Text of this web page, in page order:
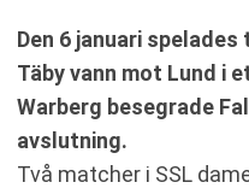
Den 6 januari spelades
Täby vann mot Lund i
Warberg besegrade
avslutning.
Två matcher i SSL